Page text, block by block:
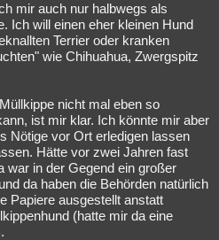
mir auch nur halbwegs als
Ich will einen eher kleinen Hund
Terrier oder kranken
wie Chihuahua, Zwergspitz
nicht mal eben so
ist mir klar. Ich könnte mir aber
Nötige vor Ort erledigen lassen
Hätte vor zwei Jahren fast
war in der Gegend ein großer
da haben die Behörden natürlich
Papiere ausgestellt anstatt
(hatte mir da eine